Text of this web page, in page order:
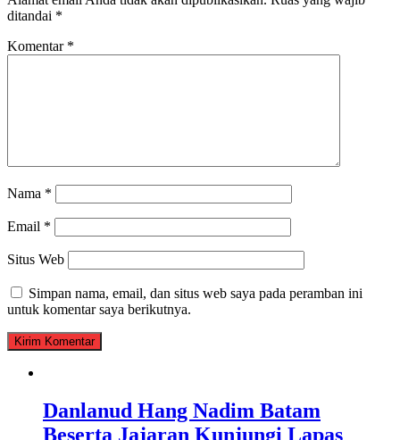
ditandai *
Komentar *
Nama *
Email *
Situs Web
Simpan nama, email, dan situs web saya pada peramban ini
untuk komentar saya berikutnya.
Danlanud Hang Nadim Batam
Beserta Jajaran Kunjungi Lapas